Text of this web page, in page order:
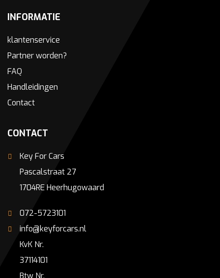
INFORMATIE
klantenservice
Partner worden?
FAQ
Handleidingen
Contact
CONTACT
Key For Cars
Pascalstraat 27
1704RE Heerhugowaard
072-5723101
info@keyforcars.nl
KvK Nr.
37114101